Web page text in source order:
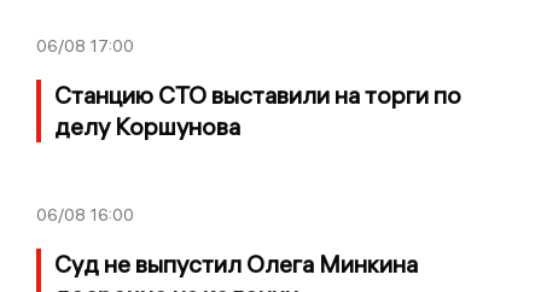
06/08 17:00
Станцию СТО выставили на торги по
делу Коршунова
06/08 16:00
Суд не выпустил Олега Минкина